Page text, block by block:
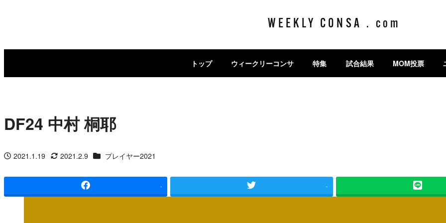
ン
ン
WEEKLY CONSA . com
トップ ウィークリーコンサ 特集 試合結果 MOM投票
DF24 中村 桐耶
投稿日
2021.1.19
更新日
2021.2.9 カテゴリー
プレイヤー2021
- -